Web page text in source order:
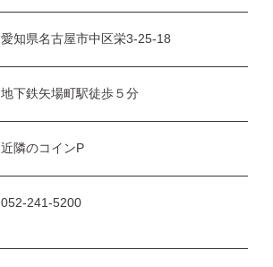
愛知県名古屋市中区栄3-25-18
地下鉄矢場町駅徒歩５分
近隣のコインP
052-241-5200